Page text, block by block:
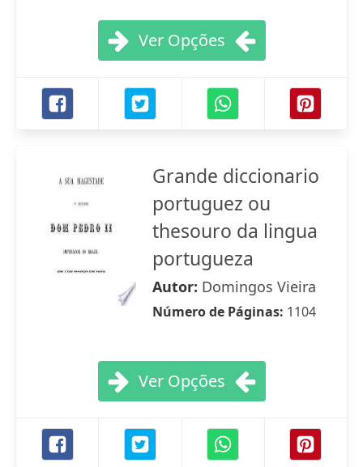
Ver Opções
Grande diccionario
portuguez ou
thesouro da lingua
portugueza
Autor: Domingos Vieira
Número de Páginas: 1104
Ver Opções